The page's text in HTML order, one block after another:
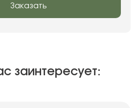
Заказать
заинтересует: